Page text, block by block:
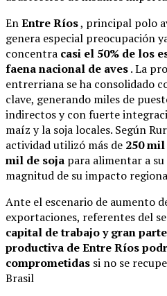
EnEntre Ríos, principal polo
genera especial preocupación
concentra casi el 50% de los
faena nacional de aves. La
entrerriana se ha consolidado
clave, generando miles de
indirectos y con fuerte
maíz y la soja locales. Según
actividad utilizó más de 250
mil de soja para alimentar a
magnitud de su impacto
Ante el escenario de aumento
exportaciones, referentes del
capital de trabajo y gran
productiva de Entre Ríos
comprometidas si no se
Brasil